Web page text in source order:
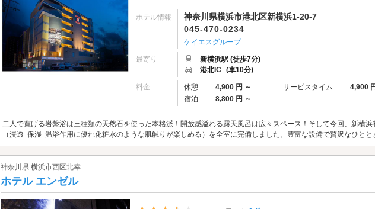
ホテル情報
神奈川県横浜市港北区新横浜1-20-7
045-470-0234
ケイエスグループ
最寄り
新横浜駅 (徒歩7分)
港北IC (車10分)
料金 休憩 4,900 円 ～ サービスタイム
4,900
宿泊
8,800 円 ～
二人で寛げる岩盤浴は三種類の天然石を使った本格派！開放感溢れる露天風呂は広々スペース！そして今回、新横浜
（浸透･保湿･温浴作用に優れ化粧水のような肌触りが楽しめる）を全室に完備しました。豊富な設備で贅沢なひとと
神奈川県 横浜市西区北幸
ホテル エンゼル